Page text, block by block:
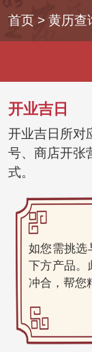
首页> 黄历查
开业吉日
开业吉日所对
号、商店开张
式。
如您需挑选
下方产品。
冲合，帮您